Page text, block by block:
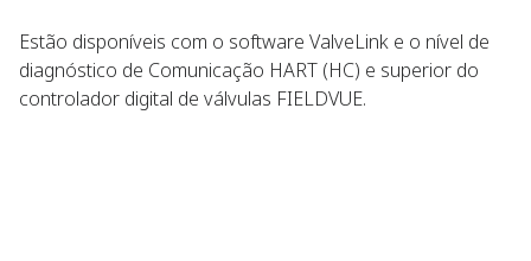
Estão disponíveis com o software ValveLink e o nível de
diagnóstico de Comunicação HART (HC) e superior do
controlador digital de válvulas FIELDVUE.